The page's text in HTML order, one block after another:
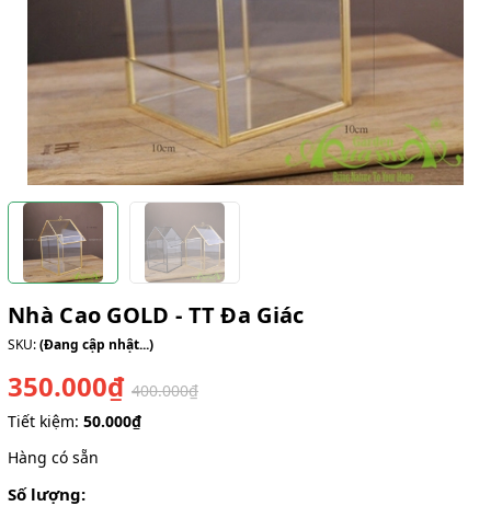
Nhà Cao GOLD - TT Đa Giác
SKU:(Đang cập nhật...)
350.000₫ 400.000₫
Tiết kiệm: 50.000₫
Hàng có sẵn
Số lượng: